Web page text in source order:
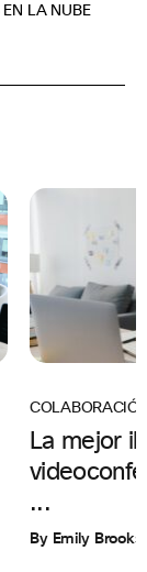
LA NUBE
La mejor
...
By Emily Brooks